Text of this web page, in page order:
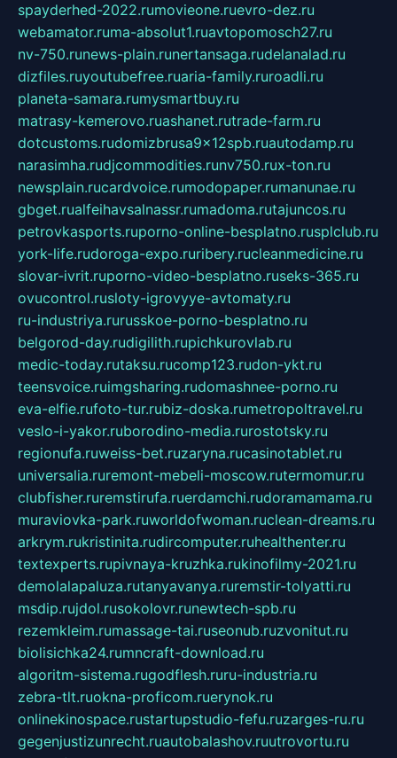
spayderhed-2022.rumovieone.ruevro-dez.ru
webamator.ruma-absolut1.ruavtopomosch27.ru
nv-750.runews-plain.runertansaga.rudelanalad.ru
dizfiles.ruyoutubefree.ruaria-family.ruroadli.ru
planeta-samara.rumysmartbuy.ru
matrasy-kemerovo.ruashanet.rutrade-farm.ru
dotcustoms.rudomizbrusa9x12spb.ruautodamp.ru
narasimha.rudjcommodities.runv750.rux-ton.ru
newsplain.rucardvoice.rumodopaper.rumanunae.ru
gbget.rualfeihavsalnassr.rumadoma.rutajuncos.ru
petrovkasports.ruporno-online-besplatno.rusplclub.ru
york-life.rudoroga-expo.ruribery.rucleanmedicine.ru
slovar-ivrit.ruporno-video-besplatno.ruseks-365.ru
ovucontrol.rusloty-igrovyye-avtomaty.ru
ru-industriya.rurusskoe-porno-besplatno.ru
belgorod-day.rudigilith.rupichkurovlab.ru
medic-today.rutaksu.rucomp123.rudon-ykt.ru
teensvoice.ruimgsharing.rudomashnee-porno.ru
eva-elfie.rufoto-tur.rubiz-doska.rumetropoltravel.ru
veslo-i-yakor.ruborodino-media.rurostotsky.ru
regionufa.ruweiss-bet.ruzaryna.rucasinotablet.ru
universalia.ruremont-mebeli-moscow.rutermomur.ru
clubfisher.ruremstirufa.ruerdamchi.rudoramamama.ru
muraviovka-park.ruworldofwoman.ruclean-dreams.ru
arkrym.rukristinita.rudircomputer.ruhealthenter.ru
textexperts.rupivnaya-kruzhka.rukinofilmy-2021.ru
demolalapaluza.rutanyavanya.ruremstir-tolyatti.ru
msdip.rujdol.rusokolovr.runewtech-spb.ru
rezemkleim.rumassage-tai.ruseonub.ruzvonitut.ru
biolisichka24.rumncraft-download.ru
algoritm-sistema.rugodflesh.ruru-industria.ru
zebra-tlt.ruokna-proficom.ruerynok.ru
onlinekinospace.rustartupstudio-fefu.ruzarges-ru.ru
gegenjustizunrecht.ruautobalashov.ruutrovortu.ru